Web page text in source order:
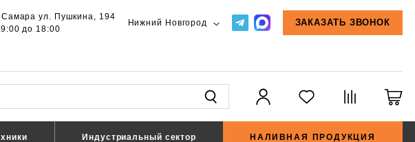
Самара ул. Пушкина, 194
до 18:00
Нижний Новгород ЗАКАЗАТЬ ЗВОНОК
Индустриальный сектор НАЛИВНАЯ ПРОДУКЦИЯ